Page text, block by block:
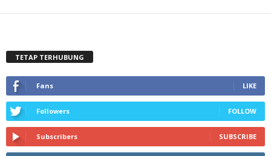
TETAP TERHUBUNG
Fans LIKE
Followers FOLLOW
Subscribers SUBSCRIBE